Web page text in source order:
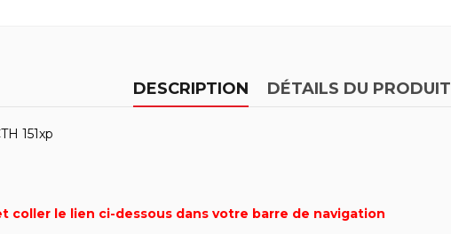
DESCRIPTION DÉTAILS DU PRODUIT
151xp
coller le lien ci-dessous dans votre barre de navigation